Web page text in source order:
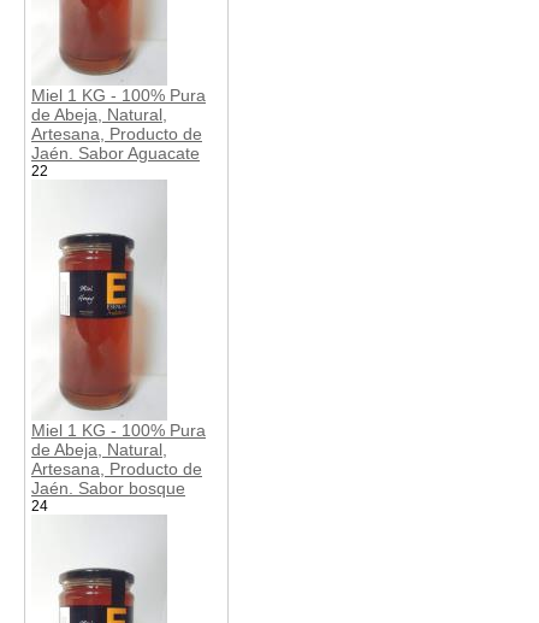
Miel 1 KG - 100% Pura
de Abeja, Natural,
Artesana, Producto de
Jaén. Sabor Aguacate
22
Miel 1 KG - 100% Pura
de Abeja, Natural,
Artesana, Producto de
Jaén. Sabor bosque
24